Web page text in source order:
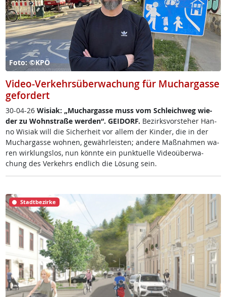
Foto: ©KPÖ
Video-Verkehrsüberwachung für Muchargasse
gefordert
30-04-26 Wi­siak: „Much­ar­gas­se muss vom Sch­leich­weg wie­
der zu Wohn­stra­ße wer­den“. GEI­DORF. Be­zirks­vor­ste­her Han­
no Wi­siak will die Si­cher­heit vor al­lem der Kin­der, die in der
Much­ar­gas­se woh­nen, ge­währ­leis­ten; an­de­re Maß­nah­men wa­
ren wir­k­lungs­los, nun könn­te ein punk­tu­el­le Vi­deo­über­wa­
chung des Ver­kehrs end­lich die Lö­sung sein.
Stadtbezirke